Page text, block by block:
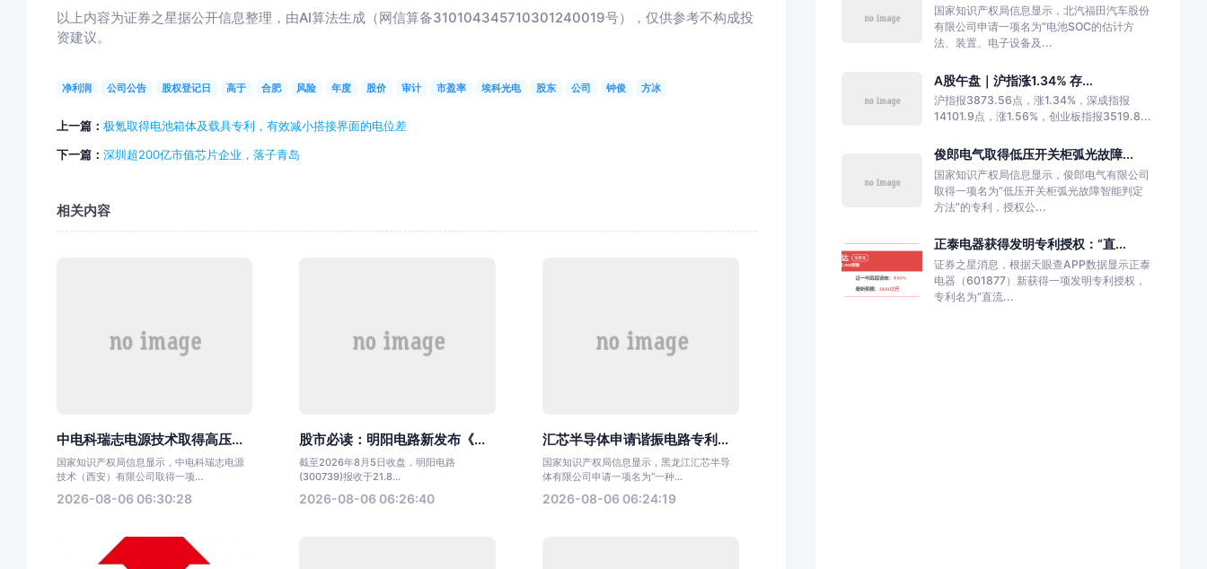
以上内容为证券之星据公开信息整理，由AI算法生成（网信算备310104345710301240019号），仅供参考不构成投
资建议。
净利润 公司公告 股权登记日 高于 合肥 风险 年度 股价 审计 市盈率 埃科光电 股东 公司 钟俊 方冰
上一篇： 极氪取得电池箱体及载具专利，有效减小搭接界面的电位差
下一篇： 深圳超200亿市值芯片企业，落子青岛
相关内容
中电科瑞志电源技术取得高压...
国家知识产权局信息显示，中电科瑞志电源
技术（西安）有限公司取得一项...
2026-08-06 06:30:28
股市必读：明阳电路新发布《...
截至2026年8月5日收盘，明阳电路
(300739)报收于21.8...
2026-08-06 06:26:40
汇芯半导体申请谐振电路专利...
国家知识产权局信息显示，黑龙江汇芯半导
体有限公司申请一项名为“一种...
2026-08-06 06:24:19
国家知识产权局信息显示，北汽福田汽车股份
有限公司申请一项名为“电池SOC的估计方
法、装置、电子设备及...
A股午盘｜沪指涨1.34% 存...
沪指报3873.56点，涨1.34%，深成指报
14101.9点，涨1.56%，创业板指报3519.8...
俊郎电气取得低压开关柜弧光故障...
国家知识产权局信息显示，俊郎电气有限公司
取得一项名为“低压开关柜弧光故障智能判定
方法”的专利，授权公...
正泰电器获得发明专利授权：“直...
证券之星消息，根据天眼查APP数据显示正泰
电器（601877）新获得一项发明专利授权，
专利名为“直流...